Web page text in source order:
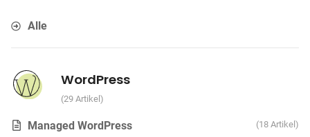
Alle
WordPress
29 Artikel
Managed WordPress 18 Artikel